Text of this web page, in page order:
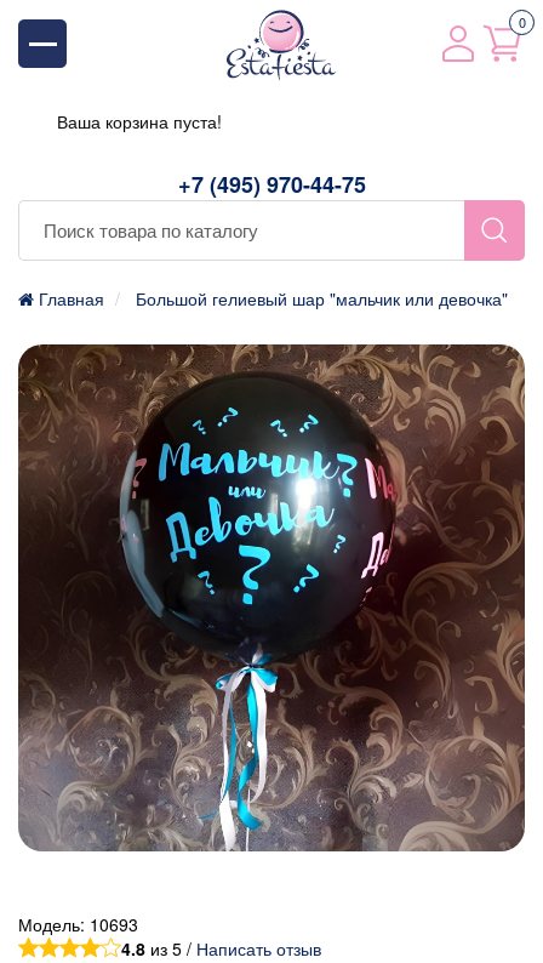
+7 (495) 970-44-75
0
Ваша корзина пуста!
Главная Большой гелиевый шар "мальчик или девочка"
Модель: 10693
4.8 из 5 / Написать отзыв